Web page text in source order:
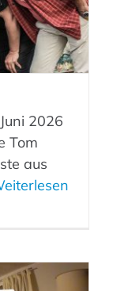
2026
Tom
aus